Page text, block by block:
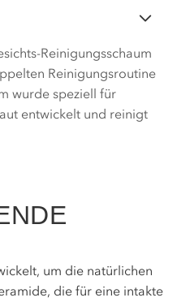
Reinigungsschaum
Reinigungsroutine
wurde speziell für
entwickelt und reinigt
um die natürlichen
die für eine intakte